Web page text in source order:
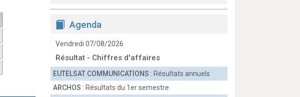
Agenda
Vendredi 07/08/2026
Résultat - Chiffres d'affaires
EUTELSAT COMMUNICATIONS : Résultats annuels
ARCHOS : Résultats du 1er semestre